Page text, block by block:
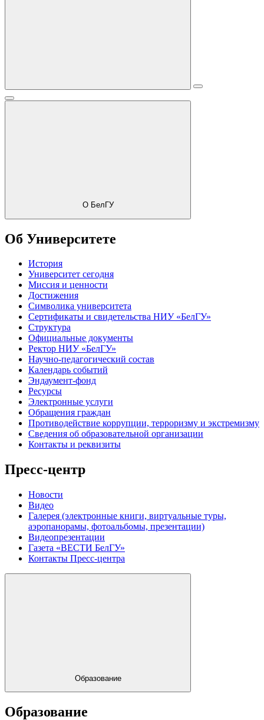
О БелГУ
Об Университете
История
Университет сегодня
Миссия и ценности
Достижения
Символика университета
Сертификаты и свидетельства НИУ «БелГУ»
Структура
Официальные документы
Ректор НИУ «БелГУ»
Научно-педагогический состав
Календарь событий
Эндаумент-фонд
Ресурсы
Электронные услуги
Обращения граждан
Противодействие коррупции, терроризму и экстремизму
Сведения об образовательной организации
Контакты и реквизиты
Пресс-центр
Новости
Видео
Галерея (электронные книги, виртуальные туры,
аэропанорамы, фотоальбомы, презентации)
Видеопрезентации
Газета «ВЕСТИ БелГУ»
Контакты Пресс-центра
Образование
Образование